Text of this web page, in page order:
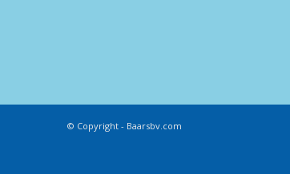
© Copyright - Baarsbv.com